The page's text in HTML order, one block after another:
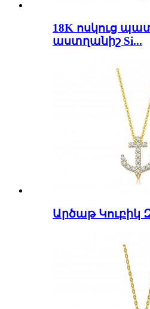
18K ոսկուց
աստղանիշ Si...
Արծաթ Կուբիկ